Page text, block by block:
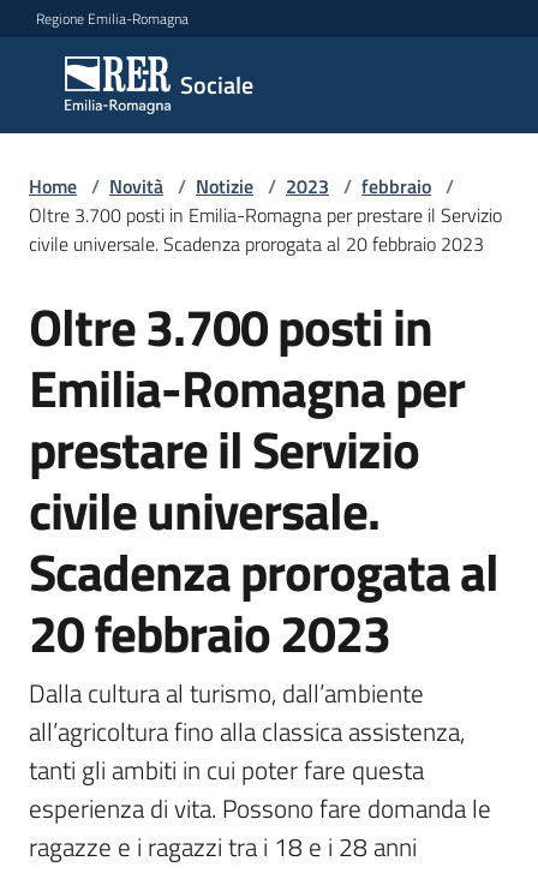
Vai al contenuto
Vai alla navigazione
Vai al footer
Regione Emilia-Romagna
Sociale
Sociale
Argomenti
Servizi
Leggi
Atti
Bandi
Piani
Programmi
Progetti
Seguici
su
Home / Novità / Notizie / 2023 / febbraio /
Oltre 3.700 posti in Emilia-Romagna per prestare il Servizio
civile universale. Scadenza prorogata al 20 febbraio 2023
Salta al contenuto
Oltre 3.700 posti in
Emilia-Romagna per
prestare il Servizio
civile universale.
Scadenza prorogata al
20 febbraio 2023
Dalla cultura al turismo, dall’ambiente
all’agricoltura fino alla classica assistenza,
tanti gli ambiti in cui poter fare questa
esperienza di vita. Possono fare domanda le
ragazze e i ragazzi tra i 18 e i 28 anni